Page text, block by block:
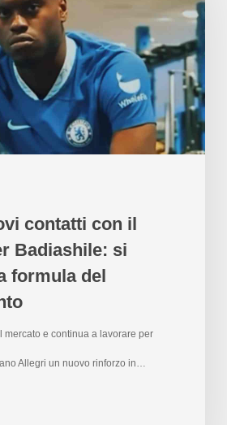
contatti con il
Badiashile: si
formula del
mercato e continua a lavorare per
Allegri un nuovo rinforzo in…